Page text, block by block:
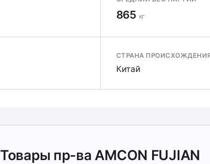
865 кг
СТРАНА
Китай
Товары пр-ва AMCON FUJIAN